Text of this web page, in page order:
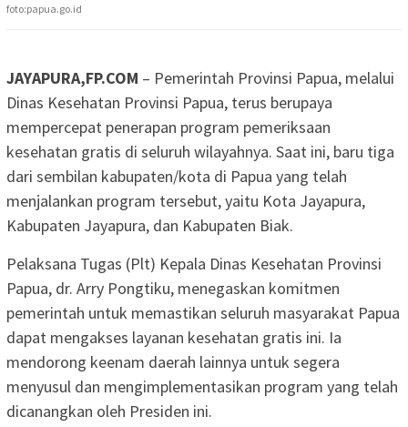
foto:papua.go.id
JAYAPURA,FP.COM – Pemerintah Provinsi Papua, melalui
Dinas Kesehatan Provinsi Papua, terus berupaya
mempercepat penerapan program pemeriksaan
kesehatan gratis di seluruh wilayahnya. Saat ini, baru tiga
dari sembilan kabupaten/kota di Papua yang telah
menjalankan program tersebut, yaitu Kota Jayapura,
Kabupaten Jayapura, dan Kabupaten Biak.
Pelaksana Tugas (Plt) Kepala Dinas Kesehatan Provinsi
Papua, dr. Arry Pongtiku, menegaskan komitmen
pemerintah untuk memastikan seluruh masyarakat Papua
dapat mengakses layanan kesehatan gratis ini. Ia
mendorong keenam daerah lainnya untuk segera
menyusul dan mengimplementasikan program yang telah
dicanangkan oleh Presiden ini.